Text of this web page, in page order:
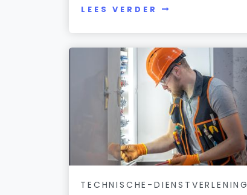
LEES VERDER
TECHNISCHE-DIENSTVERLENING